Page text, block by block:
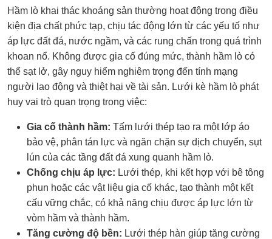
Hầm lò khai thác khoáng sản thường hoạt động trong điều
kiện địa chất phức tạp, chịu tác động lớn từ các yếu tố như
áp lực đất đá, nước ngầm, và các rung chấn trong quá trình
khoan nổ. Không được gia cố đúng mức, thành hầm lò có
thể sạt lở, gây nguy hiểm nghiêm trọng đến tính mạng
người lao động và thiệt hại về tài sản. Lưới kè hầm lò phát
huy vai trò quan trọng trong việc:
Gia cố thành hầm: Tấm lưới thép tạo ra một lớp áo
bảo vệ, phân tán lực và ngăn chặn sự dịch chuyển, sụt
lún của các tầng đất đá xung quanh hầm lò.
Chống chịu áp lực: Lưới thép, khi kết hợp với bê tông
phun hoặc các vật liệu gia cố khác, tạo thành một kết
cấu vững chắc, có khả năng chịu được áp lực lớn từ
vòm hầm và thành hầm.
Tăng cường độ bền: Lưới thép hàn giúp tăng cường